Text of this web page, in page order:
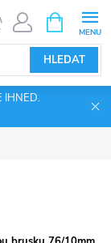
HLEDAT
NÁKUPNÍ
KOŠÍK
IHNED.